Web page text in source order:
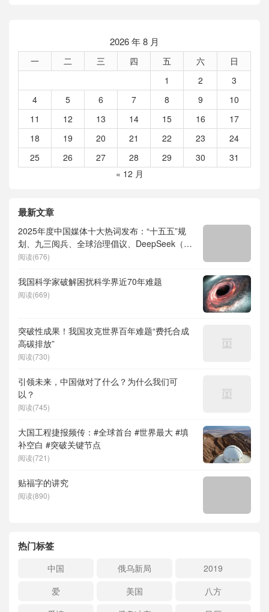
2026 年 8 月
一 二 三 四 五 六
日
1
2
3
4
5 6 7 8 9
10
11
12 13 14 15 16
17
18
19 20 21 22 23
24
25
26 27 28 29 30
31
« 12 月
最新文章
2025年度中国媒体十大热词发布：“十五五”规
划、九三阅兵、全球治理倡议、DeepSeek（深
度求索）、人形机器人、苏超、票根经济、育
阅读(676)
我国科学家破解困扰科学界近70年难题
阅读(669)
突破性成果！我国攻克世界百年难题“费托合成
高碳排放”
阅读(730)
引领未来，中国做对了什么？为什么我们可
以？
阅读(745)
大国工程捷报频传：#全球首台 #世界最大 #填
补空白 #突破关键节点
阅读(721)
贴福字的讲究
阅读(890)
热门标签
中国 俄乌新局
2019
爱
美国
八方